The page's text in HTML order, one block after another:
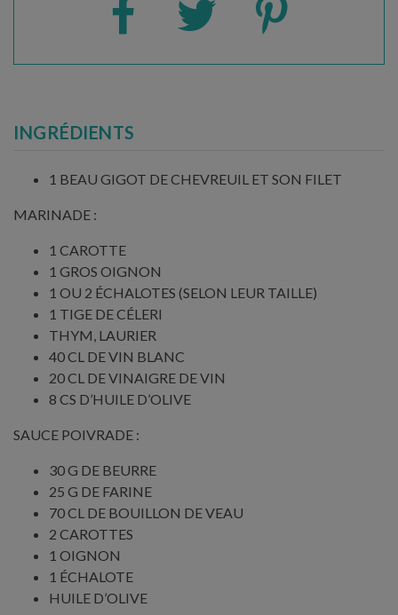
INGRÉDIENTS
1 BEAU GIGOT DE CHEVREUIL ET SON FILET
MARINADE :
1 CAROTTE
1 GROS OIGNON
1 OU 2 ÉCHALOTES (SELON LEUR TAILLE)
1 TIGE DE CÉLERI
THYM, LAURIER
40 CL DE VIN BLANC
20 CL DE VINAIGRE DE VIN
8 CS D’HUILE D’OLIVE
SAUCE POIVRADE :
30 G DE BEURRE
25 G DE FARINE
70 CL DE BOUILLON DE VEAU
2 CAROTTES
1 OIGNON
1 ÉCHALOTE
HUILE D’OLIVE